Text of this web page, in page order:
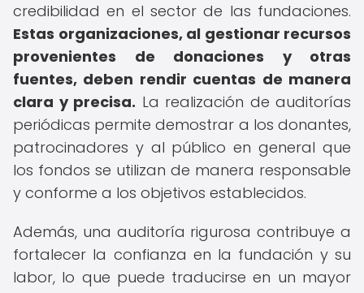
credibilidad en el sector de las fundaciones.
Estas organizaciones, al gestionar recursos
provenientes de donaciones y otras
fuentes, deben rendir cuentas de manera
clara y precisa. La realización de auditorías
periódicas permite demostrar a los donantes,
patrocinadores y al público en general que
los fondos se utilizan de manera responsable
y conforme a los objetivos establecidos.
Además, una auditoría rigurosa contribuye a
fortalecer la confianza en la fundación y su
labor, lo que puede traducirse en un mayor